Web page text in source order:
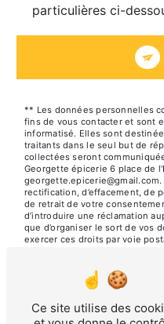
particulières ci-
** Les données personnelles
fins de vous contacter et sont
informatisé. Elles sont
traitants dans le seul but de
collectées seront
Georgette épicerie 6 place de
georgette.epicerie@gmail.com.
rectification, d’effacement, de
de retrait de votre
d’introduire une réclamation
que d’organiser le sort de vos
exercer ces droits par voie
33990 Hourtin ou par courrier
être demandé. Nous
prise de contact puis pendant
fins probatoires et de gestion
vous inscrire sur la liste
disponible à cette adresse:
Ce site utilise des